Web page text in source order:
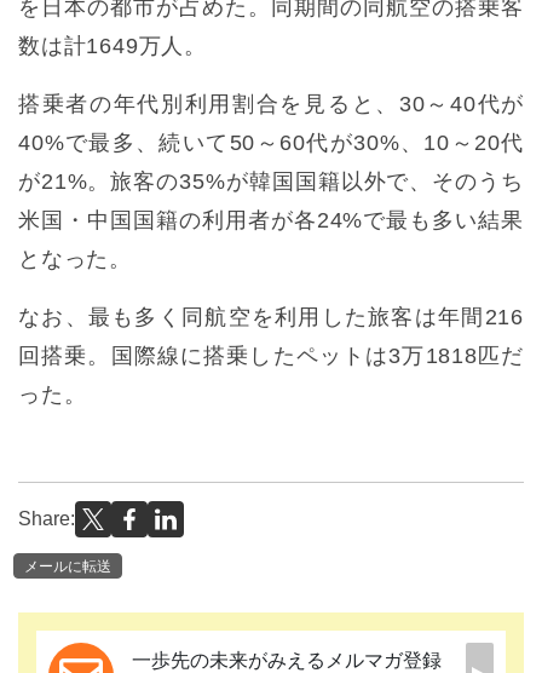
を日本の都市が占めた。同期間の同航空の搭乗客
数は計1649万人。
搭乗者の年代別利用割合を見ると、30～40代が
40%で最多、続いて50～60代が30%、10～20代
が21%。旅客の35%が韓国国籍以外で、そのうち
米国・中国国籍の利用者が各24%で最も多い結果
となった。
なお、最も多く同航空を利用した旅客は年間216
回搭乗。国際線に搭乗したペットは3万1818匹だ
った。
Share:
メールに転送
一歩先の未来がみえるメルマガ登録